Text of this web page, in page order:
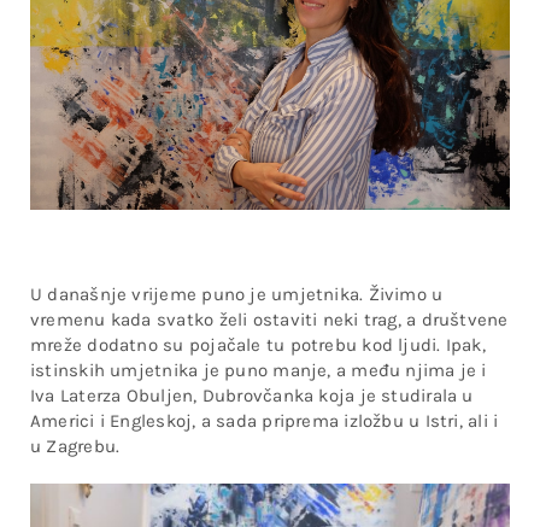
U današnje vrijeme puno je umjetnika. Živimo u
vremenu kada svatko želi ostaviti neki trag, a društvene
mreže dodatno su pojačale tu potrebu kod ljudi. Ipak,
istinskih umjetnika je puno manje, a među njima je i
Iva Laterza Obuljen, Dubrovčanka koja je studirala u
Americi i Engleskoj, a sada priprema izložbu u Istri, ali i
u Zagrebu.